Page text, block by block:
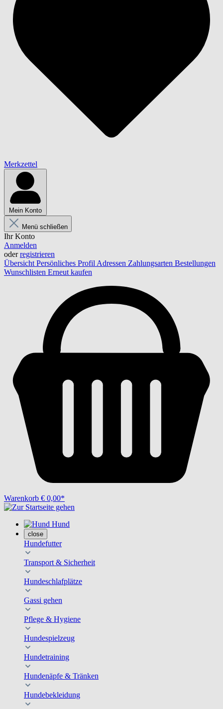
Merkzettel
Mein Konto
Menü schließen
Ihr Konto
Anmelden
oderregistrieren
Übersicht Persönliches Profil Adressen Zahlungsarten Bestellungen
Wunschlisten Erneut kaufen
Warenkorb € 0,00*
Hund
close
Hundefutter
Transport & Sicherheit
Hundeschlafplätze
Gassi gehen
Pflege & Hygiene
Hundespielzeug
Hundetraining
Hundenäpfe & Tränken
Hundebekleidung